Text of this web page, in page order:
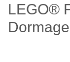
LEGO®